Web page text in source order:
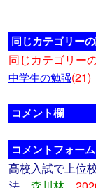
同じカテゴリー
同じカテゴリー
中学生の勉强(21)
コメント欄
コメントフォーム
高校入試で上位